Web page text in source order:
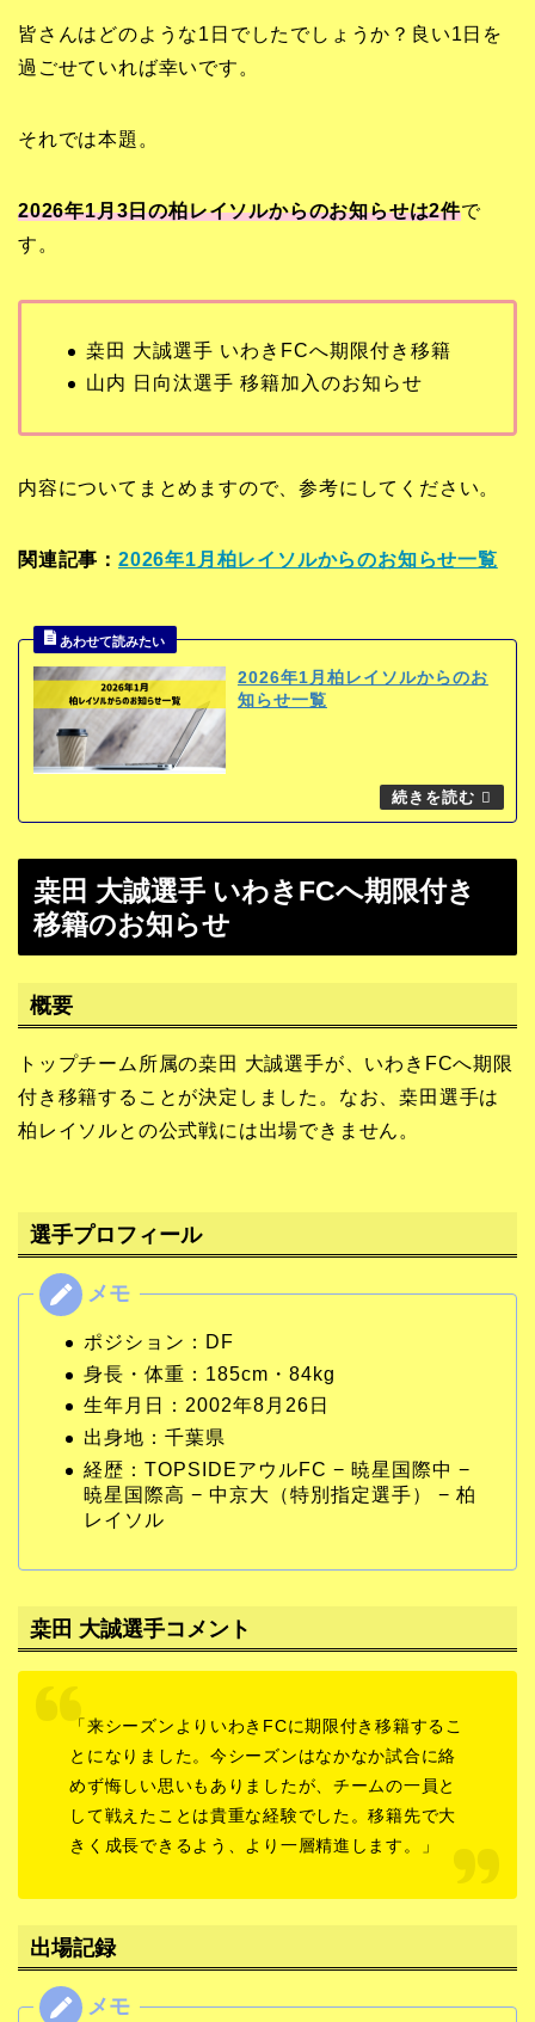
皆さんはどのような1日でしたでしょうか？良い1日を
過ごせていれば幸いです。
それでは本題。
2026年1月3日の柏レイソルからのお知らせは2件で
す。
桒田 大誠選手 いわきFCへ期限付き移籍
山内 日向汰選手 移籍加入のお知らせ
内容についてまとめますので、参考にしてください。
関連記事： 2026年1月柏レイソルからのお知らせ一覧
2026年1月柏レイソルからのお
知らせ一覧
桒田 大誠選手 いわきFCへ期限付き
移籍のお知らせ
概要
トップチーム所属の桒田 大誠選手が、いわきFCへ期限
付き移籍することが決定しました。なお、桒田選手は
柏レイソルとの公式戦には出場できません。
選手プロフィール
ポジション：DF
身長・体重：185cm・84kg
生年月日：2002年8月26日
出身地：千葉県
経歴：TOPSIDEアウルFC − 暁星国際中 −
暁星国際高 − 中京大（特別指定選手） − 柏
レイソル
桒田 大誠選手コメント
「来シーズンよりいわきFCに期限付き移籍するこ
とになりました。今シーズンはなかなか試合に絡
めず悔しい思いもありましたが、チームの一員と
して戦えたことは貴重な経験でした。移籍先で大
きく成長できるよう、より一層精進します。」
出場記録